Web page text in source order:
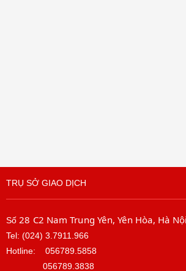
TRỤ SỞ GIAO DỊCH
Số 28 C2 Nam Trung Yên, Yên Hòa, Hà Nội
Tel: (024) 3.7911.966
Hotline: 056789.5858
056789.3838